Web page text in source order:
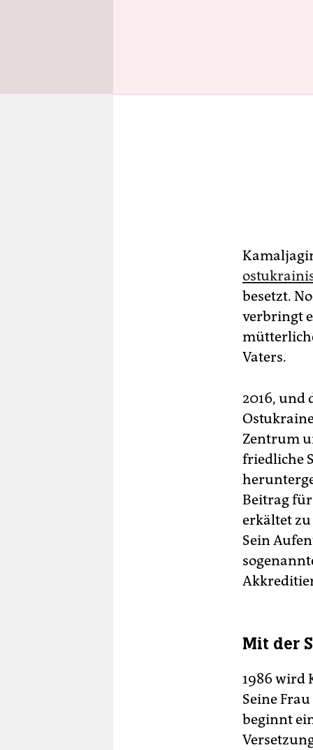
besetzt.
verbringt
Vaters.
2016, und
Zentrum
friedliche
Beitrag
erkältet
Sein
Mit der
1986 wird
Seine
beginnt